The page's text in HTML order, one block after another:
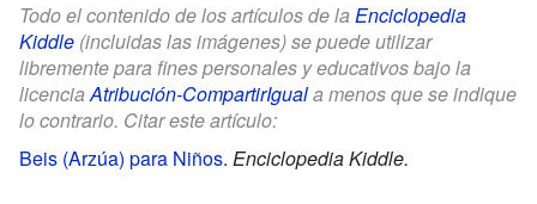
Todo el contenido de los artículos de la Enciclopedia
Kiddle (incluidas las imágenes) se puede utilizar
libremente para fines personales y educativos bajo la
licenciaAtribución-CompartirIguala menos que se indique
lo contrario. Citar este artículo:
Beis (Arzúa) para Niños. Enciclopedia Kiddle.